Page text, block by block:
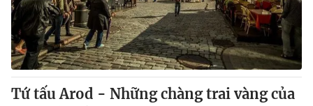
Thị trường 24h Tấm lòng Việt
VTV4 Vươn mình bằng AI
VTV9 VTV8
Tứ tấu Arod - Những chàng trai vàng của